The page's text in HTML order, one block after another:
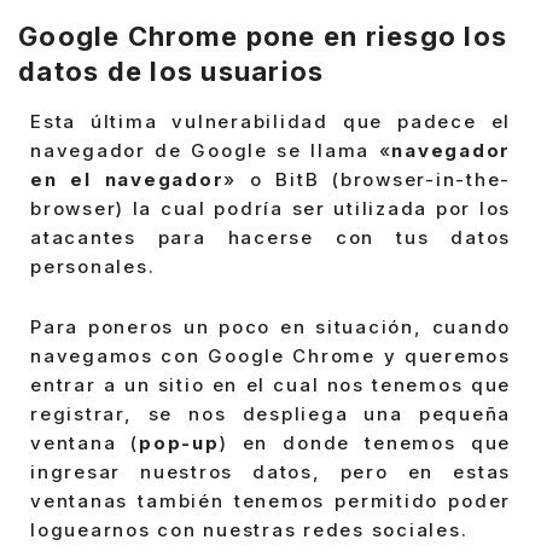
Google Chrome pone en riesgo los
datos de los usuarios
Esta última vulnerabilidad que padece el
navegador de Google se llama «navegador
en el navegador» o BitB (browser-in-the-
browser) la cual podría ser utilizada por los
atacantes para hacerse con tus datos
personales.
Para poneros un poco en situación, cuando
navegamos con Google Chrome y queremos
entrar a un sitio en el cual nos tenemos que
registrar, se nos despliega una pequeña
ventana (pop-up) en donde tenemos que
ingresar nuestros datos, pero en estas
ventanas también tenemos permitido poder
loguearnos con nuestras redes sociales.